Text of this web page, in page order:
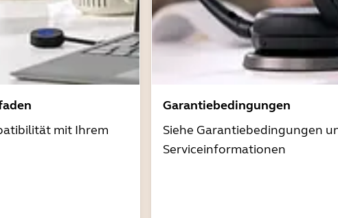
mit Ihrem
Garantiebedingungen
Siehe Garantiebedingungen
Serviceinformationen